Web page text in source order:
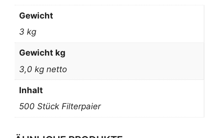
Gewicht
3 kg
Gewicht kg
3,0 kg netto
Inhalt
500 Stück Filterpaier